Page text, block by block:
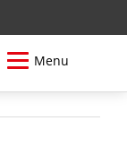
Menu